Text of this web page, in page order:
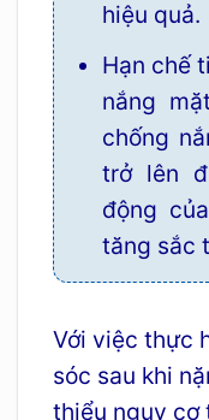
hiệu quả.
Hạn chế
nắng
chống
trở lên
động
tăng sắc
Với việc thực
sóc sau khi
thiểu nguy cơ